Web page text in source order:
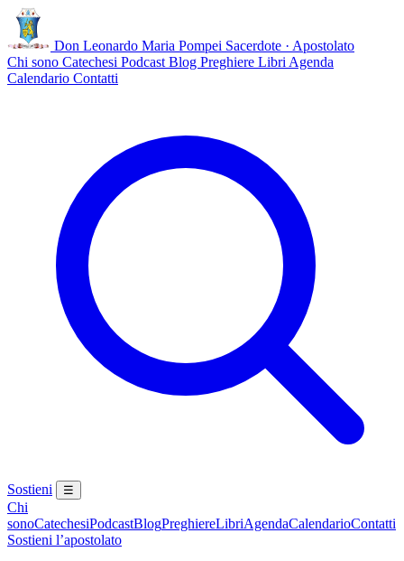
Don Leonardo Maria Pompei Sacerdote · Apostolato
Chi sono Catechesi Podcast Blog Preghiere Libri Agenda
Calendario Contatti
Sostieni ☰
Chi
sonoCatechesiPodcastBlogPreghiereLibriAgendaCalendarioContatti
Sostieni l’apostolato